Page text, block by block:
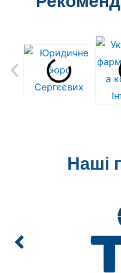
Наші